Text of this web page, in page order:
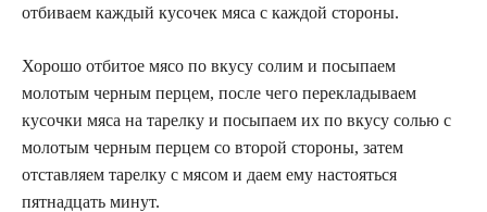
отбиваем каждый кусочек мяса с каждой стороны.
Хорошо отбитое мясо по вкусу солим и посыпаем
молотым черным перцем, после чего перекладываем
кусочки мяса на тарелку и посыпаем их по вкусу солью с
молотым черным перцем со второй стороны, затем
отставляем тарелку с мясом и даем ему настояться
пятнадцать минут.